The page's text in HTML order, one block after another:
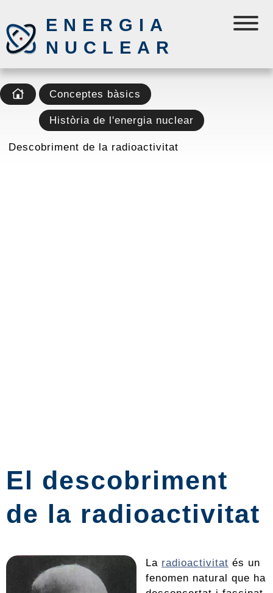
ENERGIA
NUCLEAR
Conceptes bàsics
Història de l'energia nuclear
Descobriment de la radioactivitat
El descobriment
de la radioactivitat
La radioactivitat és un
fenomen natural que ha